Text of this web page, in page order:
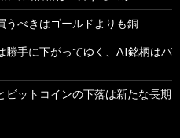
うべきはゴールドよりも銅
勝手に下がってゆく、AI銘柄はバ
ビットコインの下落は新たな長期